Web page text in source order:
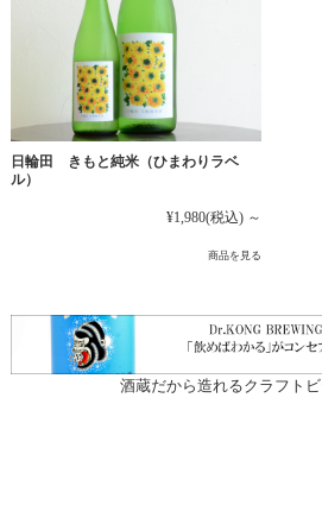
日輪田 きもと純米（ひまわりラベ
ル）
¥1,980(税込) ～
商品を見る
酒蔵だから造れるクラフトビ